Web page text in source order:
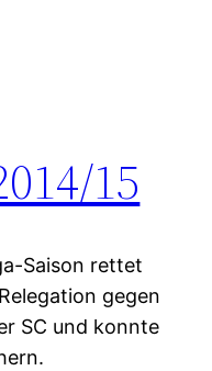
15
Saison rettet
gegen
SC und konnte